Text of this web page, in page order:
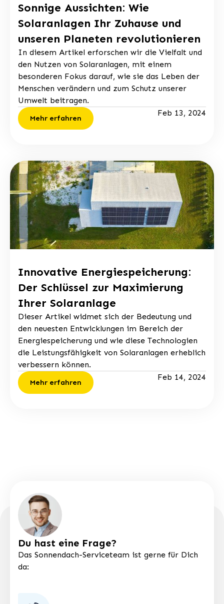
Sonnige Aussichten: Wie
Solaranlagen Ihr Zuhause und
unseren Planeten revolutionieren
In diesem Artikel erforschen wir die Vielfalt und
den Nutzen von Solaranlagen, mit einem
besonderen Fokus darauf, wie sie das Leben der
Menschen verändern und zum Schutz unserer
Umwelt beitragen.
Mehr erfahren
Feb 13, 2024
Innovative Energiespeicherung:
Der Schlüssel zur Maximierung
Ihrer Solaranlage
Dieser Artikel widmet sich der Bedeutung und
den neuesten Entwicklungen im Bereich der
Energiespeicherung und wie diese Technologien
die Leistungsfähigkeit von Solaranlagen erheblich
verbessern können.
Mehr erfahren
Feb 14, 2024
Du hast eine Frage?
Das Sonnendach-Serviceteam ist gerne für Dich
da: